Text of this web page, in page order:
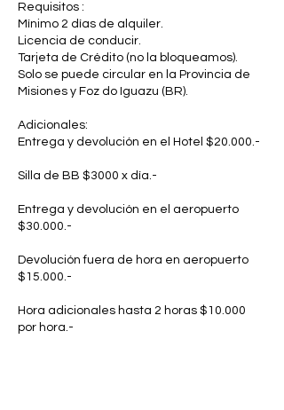
Requisitos :
Mínimo 2 días de alquiler.
Licencia de conducir.
Tarjeta de Crédito (no la bloqueamos).
Solo se puede circular en la Provincia de
Misiones y Foz do Iguazu (BR).
Adicionales:
Entrega y devolución en el Hotel $20.000.-
Silla de BB $3000 x día.-
Entrega y devolución en el aeropuerto
$30.000.-
Devolución fuera de hora en aeropuerto
$15.000.-
Hora adicionales hasta 2 horas $10.000
por hora.-